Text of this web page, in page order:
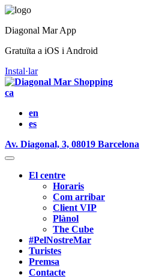
Diagonal Mar App
Gratuïta a iOS i Android
Instal·lar
ca
en
es
Av. Diagonal, 3, 08019 Barcelona
El centre
Horaris
Com arribar
Client VIP
Plànol
The Cube
#PelNostreMar
Turistes
Premsa
Contacte